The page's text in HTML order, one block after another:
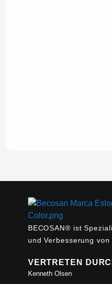
BECOSAN® ist
und Verbesserung
VERTRETEN
Kenneth Olsen